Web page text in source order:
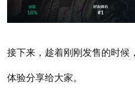
接下来，趁着刚刚发售的时候
体验分享给大家。